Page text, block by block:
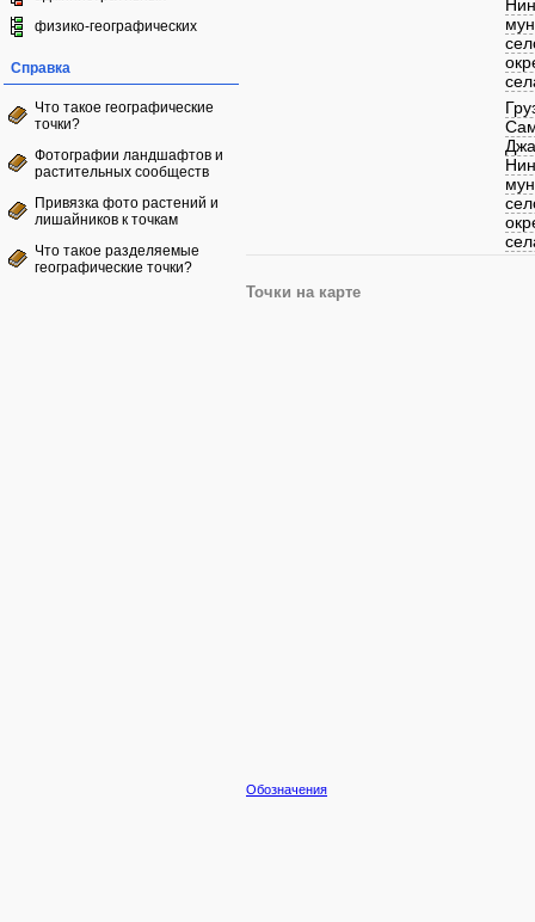
физико-географических
Справка
Что такое географические
точки?
Фотографии ландшафтов и
растительных сообществ
Привязка фото растений и
лишайников к точкам
Что такое разделяемые
географические точки?
Точки на карте
Обозначения